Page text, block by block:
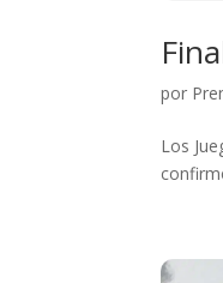
por
Los